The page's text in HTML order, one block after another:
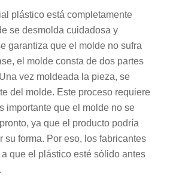
plástico está completamente
se desmolda cuidadosa y
garantiza que el molde no sufra
el molde consta de dos partes
vez moldeada la pieza, se
del molde. Este proceso requiere
importante que el molde no se
ya que el producto podría
su forma. Por eso, los fabricantes
que el plástico esté sólido antes